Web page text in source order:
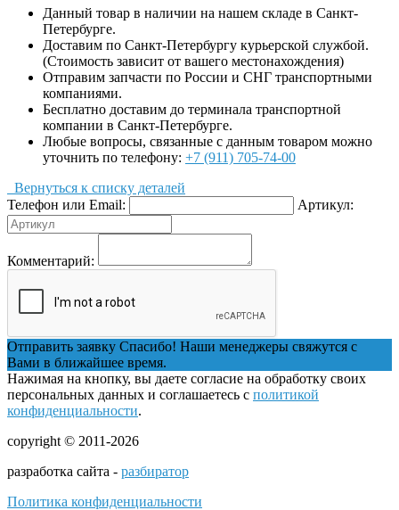
Данный товар в наличии на нашем складе в Санкт-
Петербурге.
Доставим по Санкт-Петербургу курьерской службой.
(Стоимость зависит от вашего местонахождения)
Отправим запчасти по России и СНГ транспортными
компаниями.
Бесплатно доставим до терминала транспортной
компании в Санкт-Петербурге.
Любые вопросы, связанные с данным товаром можно
уточнить по телефону: +7 (911) 705-74-00
Вернуться к списку деталей
Телефон или Email:
Артикул:
Комментарий:
Отправить заявку Спасибо! Наши менеджеры свяжутся с
Вами в ближайшее время.
Нажимая на кнопку, вы даете согласие на обработку своих
персональных данных и соглашаетесь с политикой
конфиденциальности.
copyright © 2011-2026
разработка сайта - разбиратор
Политика конфиденциальности